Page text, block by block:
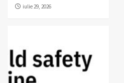
iulie 29, 2026